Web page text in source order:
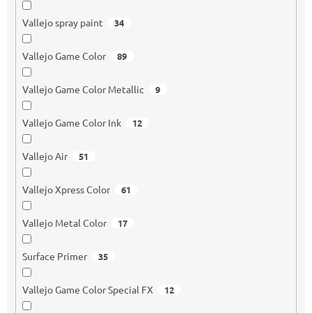
Vallejo spray paint 34
Vallejo Game Color 89
Vallejo Game Color Metallic 9
Vallejo Game Color Ink 12
Vallejo Air 51
Vallejo Xpress Color 61
Vallejo Metal Color 17
Surface Primer 35
Vallejo Game Color Special FX 12